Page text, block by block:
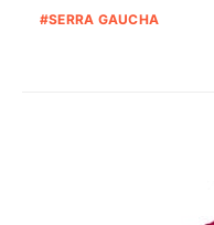
SERRA GAUCHA